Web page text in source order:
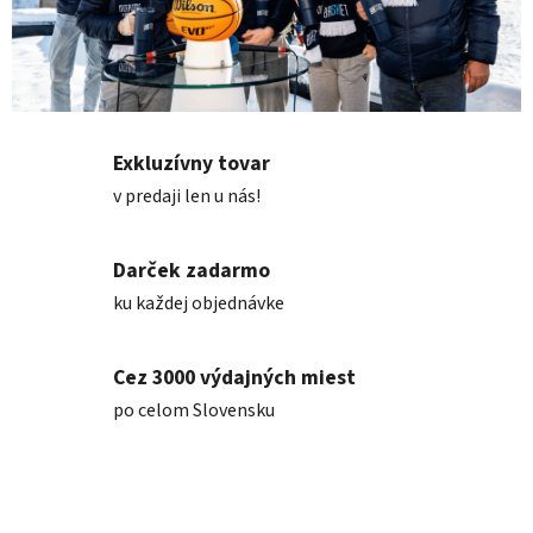
Exkluzívny tovar
v predaji len u nás!
Darček zadarmo
ku každej objednávke
Cez 3000 výdajných miest
po celom Slovensku